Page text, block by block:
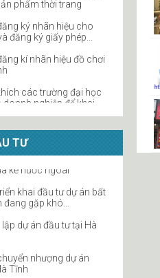
đổi người đại diện
luật với cơ quan thuế
ký nhãn hiệu cho
đăng ký giấy phép...
kí nhãn hiệu đồ chơi
các trường đại học
doanh nghiệp để khai
ký bản quyền bài hát
EVFTA mở ra nhiều cơ
dẫn địa lý Việt...
vấn đề bản quyền trong
dự thảo Luật thư...
phần lớn là do
TƯ
khai đầu tư dự án bất
đang gặp khó...
lập dự án đầu tư tại Hà
Tĩnh